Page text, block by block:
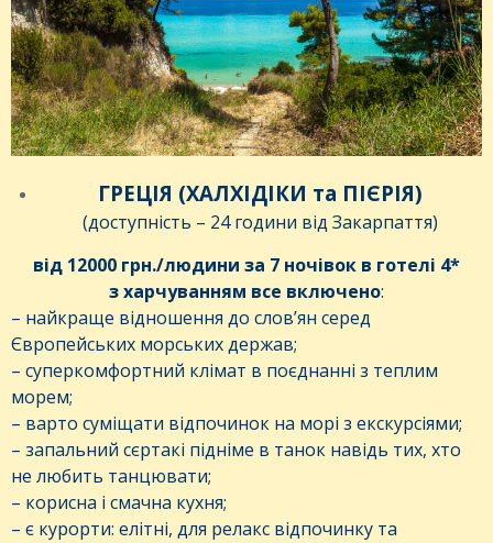
ГРЕЦІЯ (ХАЛХІДІКИ та ПІЄРІЯ)
(доступність – 24 години від Закарпаття)
від 12000 грн./людини за 7 ночівок в готелі 4*
з харчуванням все включено:
– найкраще відношення до слов’ян серед
Європейських морських держав;
– суперкомфортний клімат в поєднанні з теплим
морем;
– варто суміщати відпочинок на морі з екскурсіями;
– запальний сєртакі підніме в танок навідь тих, хто
не любить танцювати;
– корисна і смачна кухня;
– є курорти: елітні, для релакс відпочинку та